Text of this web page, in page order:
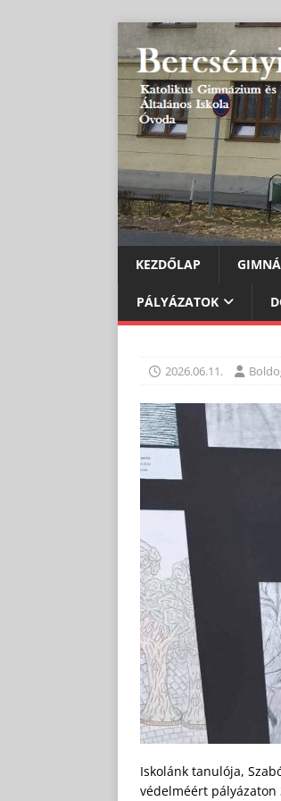
KEZDŐLAP
PÁLYÁZATOK
2026.06.11.
Iskolánk tanulója,
védelméért